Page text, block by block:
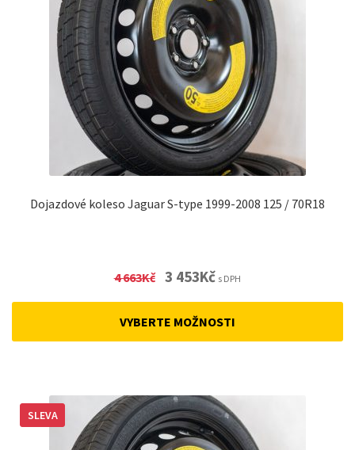
Dojazdové koleso Jaguar S-type 1999-2008 125 / 70R18
4 663Kč Original
3 453KčCurrent
s DPH
VYBERTE MOŽNOSTI
SLEVA